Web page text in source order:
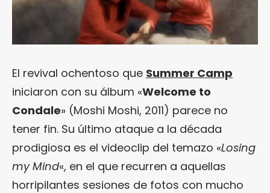
El revival ochentoso que Summer Camp
iniciaron con su álbum «Welcome to
Condale» (Moshi Moshi, 2011) parece no
tener fin. Su último ataque a la década
prodigiosa es el videoclip del temazo «Losing
my Mind«, en el que recurren a aquellas
horripilantes sesiones de fotos con mucho